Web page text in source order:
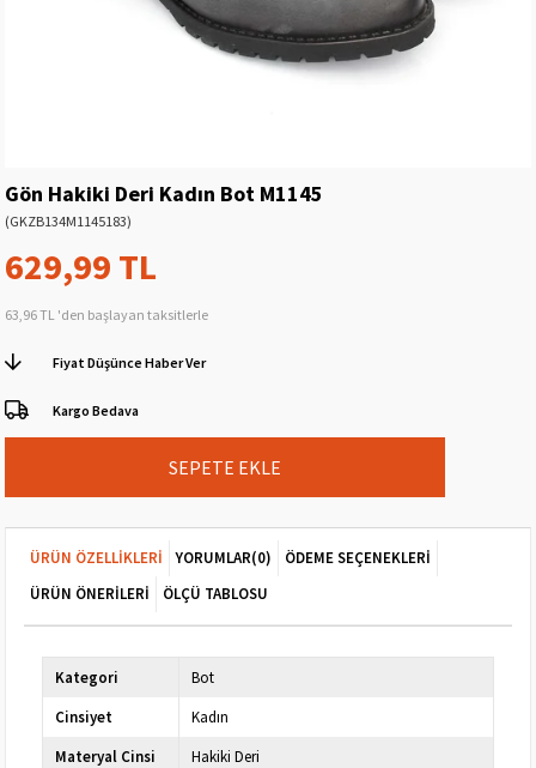
Gön Hakiki Deri Kadın Bot M1145
(GKZB134M1145183)
629,99 TL
63,96 TL 'den başlayan taksitlerle
Fiyat Düşünce Haber Ver
Kargo Bedava
ÜRÜN ÖZELLIKLERI YORUMLAR(0)
ÖDEME SEÇENEKLERI
ÜRÜN ÖNERILERI
ÖLÇÜ TABLOSU
Kategori
Bot
Cinsiyet
Kadın
Materyal Cinsi
Hakiki Deri